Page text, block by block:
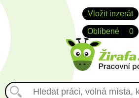
Vložit inzerát
Oblíbené 0